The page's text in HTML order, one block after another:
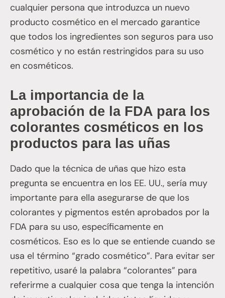
cualquier persona que introduzca un nuevo
producto cosmético en el mercado garantice
que todos los ingredientes son seguros para uso
cosmético y no están restringidos para su uso
en cosméticos.
La importancia de la
aprobación de la FDA para los
colorantes cosméticos en los
productos para las uñas
Dado que la técnica de uñas que hizo esta
pregunta se encuentra en los EE. UU., sería muy
importante para ella asegurarse de que los
colorantes y pigmentos estén aprobados por la
FDA para su uso, específicamente en
cosméticos. Eso es lo que se entiende cuando se
usa el término “grado cosmético”. Para evitar ser
repetitivo, usaré la palabra “colorantes” para
referirme a cualquier cosa que tenga la intención